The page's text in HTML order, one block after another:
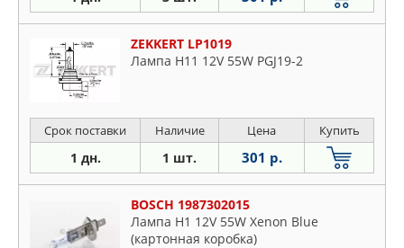
ZEKKERT LP1019
Лампа H11 12V 55W PGJ19-2
Срок поставки Наличие Цена Купить
1 дн. 1 шт. 301 р.
BOSCH 1987302015
Лампа H1 12V 55W Xenon Blue
(картонная коробка)